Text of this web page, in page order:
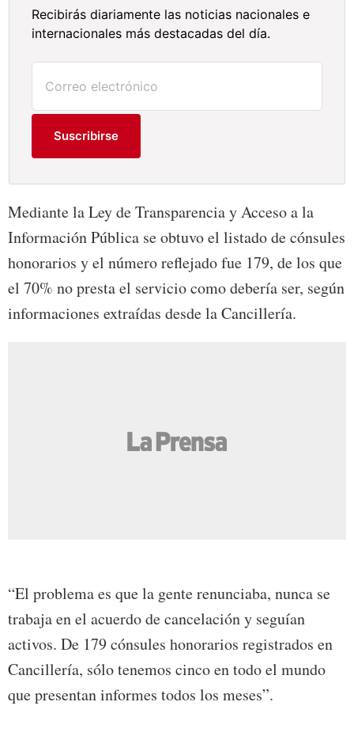
Recibirás diariamente las noticias nacionales e
internacionales más destacadas del día.
Suscribirse
Mediante la Ley de Transparencia y Acceso a la
Información Pública se obtuvo el listado de cónsules
honorarios y el número reflejado fue 179, de los que
el 70% no presta el servicio como debería ser, según
informaciones extraídas desde la Cancillería.
“El problema es que la gente renunciaba, nunca se
trabaja en el acuerdo de cancelación y seguían
activos. De 179 cónsules honorarios registrados en
Cancillería, sólo tenemos cinco en todo el mundo
que presentan informes todos los meses”.